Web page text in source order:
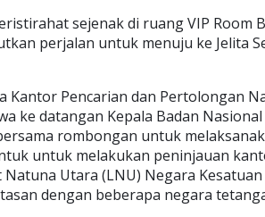
sejenak di ruang VIP Room
perjalan untuk menuju ke Jelita
Kantor Pencarian dan Pertolongan
ke datangan Kepala Badan
rombongan untuk
untuk melakukan peninjauan
Utara (LNU) Negara
dengan beberapa negara